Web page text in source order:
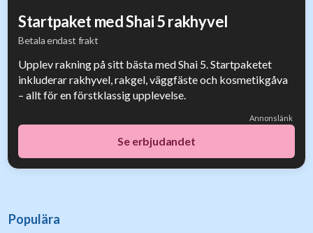
Startpaket med Shai 5 rakhyvel
Betala endast frakt
Upplev rakning på sitt bästa med Shai 5. Startpaketet
inkluderar rakhyvel, rakgel, väggfäste och kosmetikgåva
– allt för en förstklassig upplevelse.
Annonslänk
Se erbjudandet
Populära